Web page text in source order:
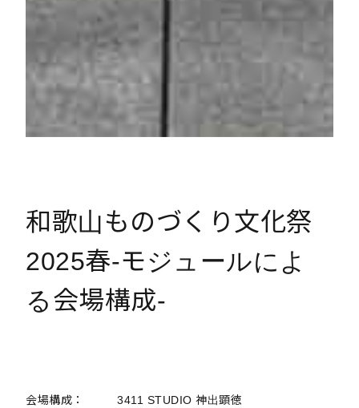
和歌山ものづくり文化祭
2025春-モジュールによ
る会場構成-
会場構成：
3411 STUDIO 神出顕徳